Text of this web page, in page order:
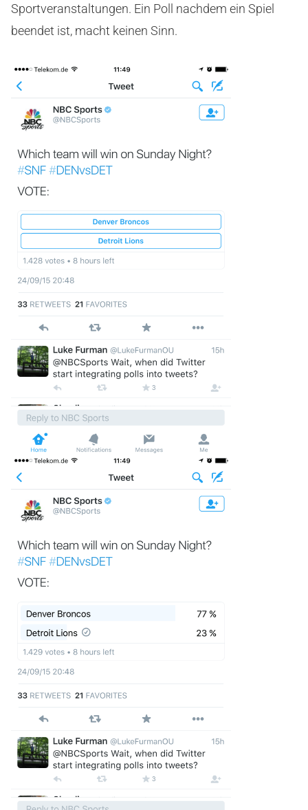
Sportveranstaltungen. Ein Poll nachdem ein Spiel
beendet ist, macht keinen Sinn.